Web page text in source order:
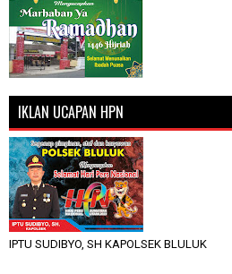
IKLAN UCAPAN HPN
IPTU SUDIBYO, SH KAPOLSEK BLULUK